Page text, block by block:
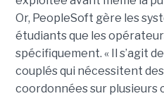
Or, PeopleSoft gère les
étudiants que les
spécifiquement. « Il s’agit
couplés qui nécessitent
coordonnées sur plusieurs